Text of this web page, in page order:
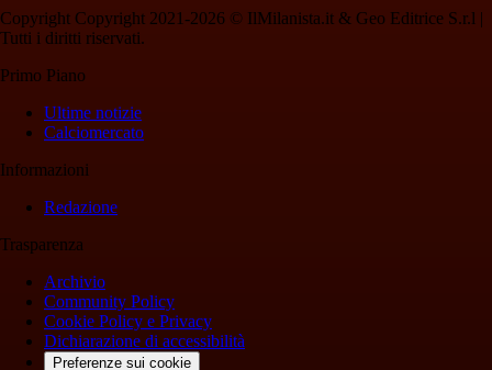
Copyright Copyright 2021-2026 © IlMilanista.it & Geo Editrice S.r.l |
Tutti i diritti riservati.
Primo Piano
Ultime notizie
Calciomercato
Informazioni
Redazione
Trasparenza
Archivio
Community Policy
Cookie Policy e Privacy
Dichiarazione di accessibilità
Preferenze sui cookie